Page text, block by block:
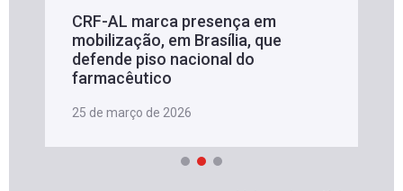
CRF-AL marca presença em
mobilização, em Brasília, que
defende piso nacional do
farmacêutico
25 de março de 2026